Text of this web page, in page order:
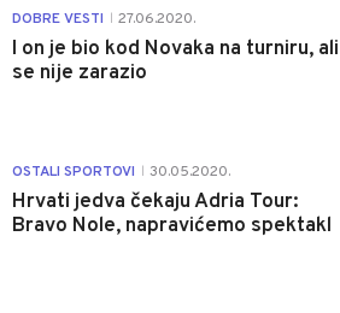
DOBRE VESTI 27.06.2020.
I on je bio kod Novaka na turniru, ali
se nije zarazio
OSTALI SPORTOVI 30.05.2020.
Hrvati jedva čekaju Adria Tour:
Bravo Nole, napravićemo spektakl